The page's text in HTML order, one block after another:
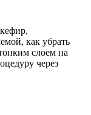
как убрать
слоем на
через